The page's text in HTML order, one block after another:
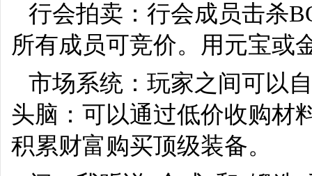
行会拍卖：行会成员击杀
所有成员可竞价。用元宝或
市场系统：玩家之间可以
头脑：可以通过低价收购材
积累财富购买顶级装备。